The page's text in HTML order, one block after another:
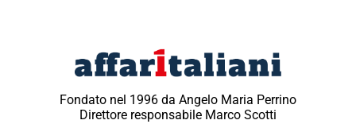
Fondato nel 1996 da Angelo Maria Perrino
Direttore responsabile Marco Scotti